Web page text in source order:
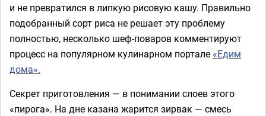
и не превратился в липкую рисовую кашу. Правильно
подобранный сорт риса не решает эту проблему
полностью, несколько шеф-поваров комментируют
процесс на популярном кулинарном портале «Едим
дома».
Секрет приготовления — в понимании слоев этого
«пирога». На дне казана жарится зирвак — смесь